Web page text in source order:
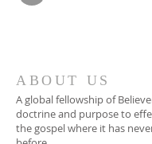
ABOUT US
A global fellowship of
doctrine and purpose to
the gospel where it has